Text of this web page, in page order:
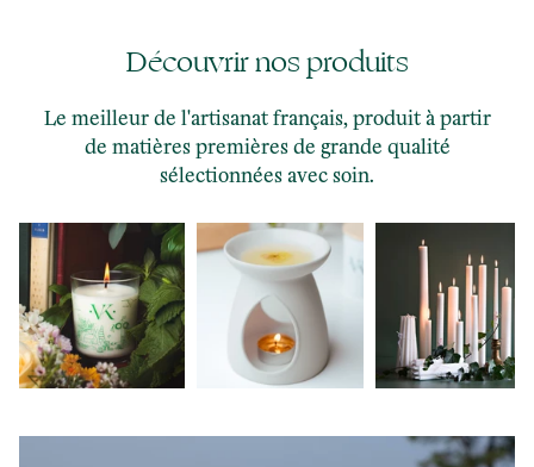
Découvrir nos produits
Le meilleur de l'artisanat français, produit à partir
de matières premières de grande qualité
sélectionnées avec soin.